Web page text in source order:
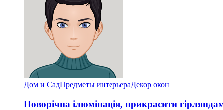
Дом и СадПредметы интерьераДекор окон
Новорічна ілюмінація, прикрасити